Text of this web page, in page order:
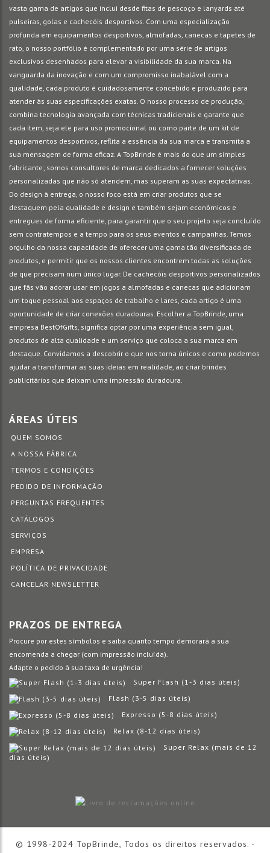
vasta gama de artigos que inclui desde fitas de pescoço e lanyards até
pulseiras, golas e cachecóis desportivos. Com uma especialização
profunda em equipamentos desportivos, almofadas, canecas e tapetes de
rato, o nosso portfólio é complementado por uma série de artigos
exclusivos desenhados para elevar a visibilidade da sua marca. Na
vanguarda da inovação e com um compromisso inabalável com a
qualidade, cada produto é cuidadosamente concebido e produzido para
atender às suas especificações exatas. O nosso processo de produção,
combina tecnologia avançada com técnicas tradicionais e garante que
cada item, seja ele para uso promocional ou como parte de um kit de
equipamentos desportivos, reflita a essência da sua marca e transmita a
sua mensagem de forma eficaz. A TopBrinde é mais do que um simples
fabricante; somos consultores de marca dedicados a fornecer soluções
personalizadas que não só atendem, mas superam as suas expectativas.
Do design à entrega, o nosso foco está em criar produtos que se
destaquem pela qualidade e design e também sejam econômicos e
entregues de forma eficiente, para garantir que o seu projeto seja concluído
sem contratempos e a tempo para os seus eventos e campanhas. Temos
orgulho da nossa capacidade de oferecer uma gama tão diversificada de
produtos, e permitir que os nossos clientes encontrem todas as soluções
de que precisam num único lugar. De cachecóis desportivos personalizados
que fãs vão adorar usar em jogos a almofadas e canecas que adicionam
um toque pessoal aos espaços de trabalho e lares, cada artigo é uma
oportunidade de criar conexões duradouras. Escolher a TopBrinde, uma
empresa BestOfGifts, significa optar por uma experiência sem igual,
produtos de alta qualidade e um serviço que coloca a sua marca em
destaque. Convidamos a descobrir o que nos torna únicos e como podemos
ajudar a transformar as suas ideias em realidade, ao criar brindes
publicitários que deixam uma impressão duradoura.
ÁREAS ÚTEIS
QUEM SOMOS
A NOSSA FÁBRICA
TERMOS E CONDIÇÕES
PEDIDO DE INFORMAÇÃO
PERGUNTAS FREQUENTES
CATÁLOGOS
SERVIÇOS
EMPRESA
POLÍTICA DE PRIVACIDADE
CANCELAR NEWSLETTER
PRAZOS DE ENTREGA
Procure por estes símbolos e saiba quanto tempo demorará a sua
encomenda a chegar (com impressão incluída).
Adapte o pedido à sua taxa de urgência!
Super Flash (1-3 dias úteis)
Flash (3-5 dias úteis)
Expresso (5-8 dias úteis)
Relax (8-12 dias úteis)
Super Relax (mais de 12
dias úteis)
© 1998-2024 TopBrinde, Todos os direitos reservados. -